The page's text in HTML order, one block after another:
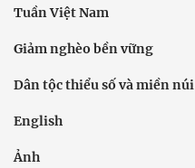
Tuần Việt Nam
Giảm nghèo bền vững
Dân tộc thiểu số và miền núi
English
Ảnh